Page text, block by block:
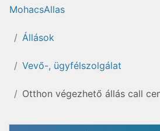
MohacsAllas
Állások
Vevő-, ügyfélszolgálat
Otthon végezhető állás call